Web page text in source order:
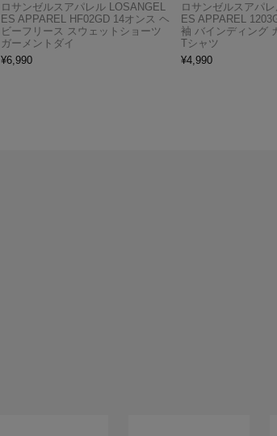
ロサンゼルスアパレル LOSANGEL
ES APPAREL HF02GD 14オンス ヘ
ビーフリース スウェットショーツ
ガーメントダイ
¥6,990
ロサンゼルスアパ
ES APPAREL
袖 バインディング
Tシャツ
¥4,990